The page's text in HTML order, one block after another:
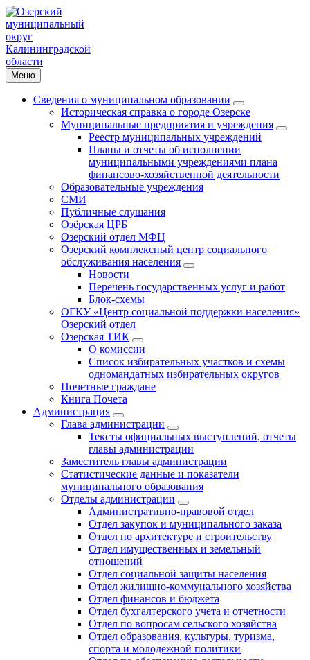
Меню
Сведения о муниципальном образовании
Историческая справка о городе Озерске
Муниципальные предприятия и учреждения
Реестр муниципальных учреждений
Планы и отчеты об исполнении
муниципальными учреждениями плана
финансово-хозяйственной деятельности
Образовательные учреждения
СМИ
Публичные слушания
Озёрская ЦРБ
Озерский отдел МФЦ
Озерский комплексный центр социального
обслуживания населения
Новости
Перечень государственных услуг и работ
Блок-схемы
ОГКУ «Центр социальной поддержки населения»
Озерский отдел
Озерская ТИК
О комиссии
Список избирательных участков и схемы
одномандатных избирательных округов
Почетные граждане
Книга Почета
Администрация
Глава администрации
Тексты официальных выступлений, отчеты
главы администрации
Заместитель главы администрации
Статистические данные и показатели
муниципального образования
Отделы администрации
Административно-правовой отдел
Отдел закупок и муниципального заказа
Отдел по архитектуре и строительству
Отдел имущественных и земельный
отношений
Отдел социальной защиты населения
Отдел жилищно-коммунального хозяйства
Отдел финансов и бюджета
Отдел бухгалтерского учета и отчетности
Отдел по вопросам сельского хозяйства
Отдел образования, культуры, туризма,
спорта и молодежной политики